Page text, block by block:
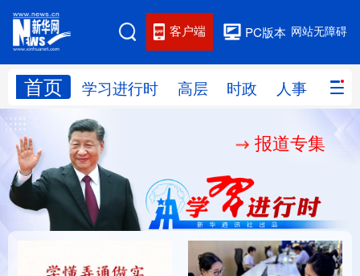
网站无障碍
PC版本
客户端
首页 学习进行时 高层 时政 人事 国际
网站地图
学习进行时 人事
国际 财经 网评
思客智库 全球连线 教育
科技 科创 量子 体育
报道专集